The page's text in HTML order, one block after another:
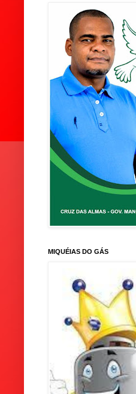
MIQUÉIAS DO GÁS